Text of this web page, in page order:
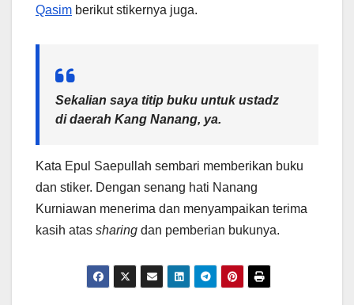
Qasim berikut stikernya juga.
Sekalian saya titip buku untuk ustadz
di daerah Kang Nanang, ya.
Kata Epul Saepullah sembari memberikan buku
dan stiker. Dengan senang hati Nanang
Kurniawan menerima dan menyampaikan terima
kasih atas sharing dan pemberian bukunya.